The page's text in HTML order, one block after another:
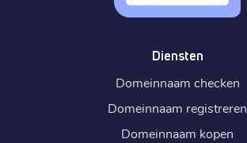
Diensten
Domeinnaam checken
Domeinnaam registreren
Domeinnaam kopen